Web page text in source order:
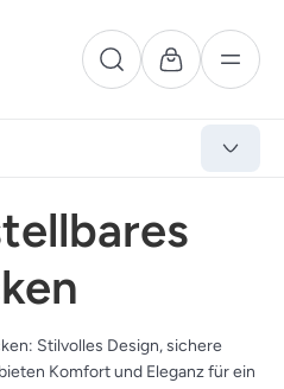
Stilvolles Design, sichere
Komfort und Eleganz für ein